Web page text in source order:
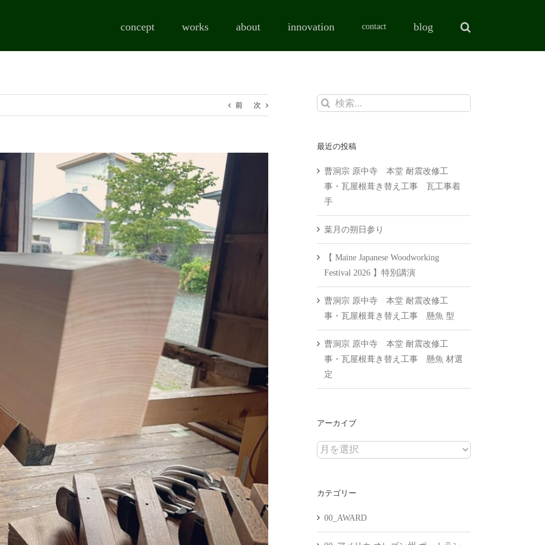
concept works about innovation contact blog
前 次
検
最近の投稿
曹洞宗 原中寺 本堂 耐震改修工
事・瓦屋根葺き替え工事 瓦工事着
手
葉月の朔日参り
【 Maine Japanese Woodworking
Festival 2026 】特別講演
曹洞宗 原中寺 本堂 耐震改修工
事・瓦屋根葺き替え工事 懸魚 型
曹洞宗 原中寺 本堂 耐震改修工
事・瓦屋根葺き替え工事 懸魚 材選
定
アーカイブ
ア
イ
カテゴリー
00_AWARD